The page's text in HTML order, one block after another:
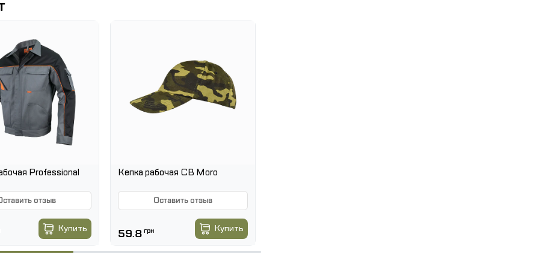
К20; З.
77, ГОСТ 12.4.187-97
Professional
отзыв
Купить
Кепка рабочая CB Moro
Оставить отзыв
59.8 грн Купить